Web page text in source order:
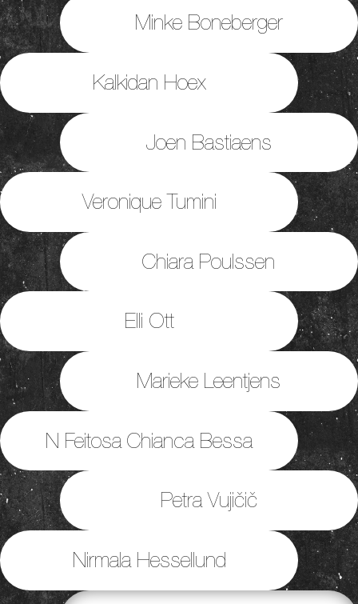
Minke Boneberger
Kalkidan Hoex
Joen Bastiaens
Veronique Tumini
Chiara Poulssen
Elli Ott
Marieke Leentjens
N Feitosa Chianca Bessa
Petra Vujičič
Nirmala Hessellund